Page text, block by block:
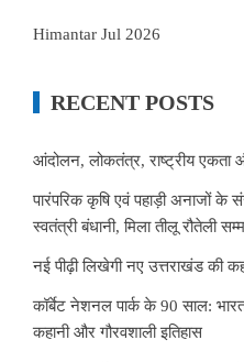
Himantar Jul 2026
RECENT POSTS
आंदोलन, लोकतंत्र, राष्ट्रीय एकता
पारंपरिक कृषि एवं पहाड़ी अनाजों के
स्वतंत्री बंधानी, मिला तीलू रौतेली
नई पीढ़ी लिखेगी नए उत्तराखंड की
कॉर्बेट नेशनल पार्क के 90 साल:
कहानी और गौरवशाली इतिहास